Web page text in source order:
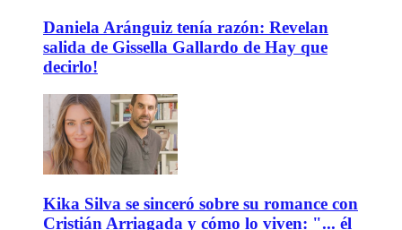
Daniela Aránguiz tenía razón: Revelan
salida de Gissella Gallardo de Hay que
decirlo!
Kika Silva se sinceró sobre su romance con
Cristián Arriagada y cómo lo viven: "... él